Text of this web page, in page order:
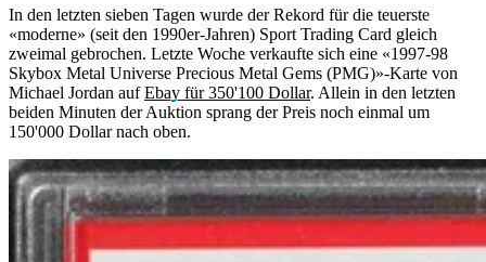
In den letzten sieben Tagen wurde der Rekord für die teuerste
«moderne» (seit den 1990er-Jahren) Sport Trading Card gleich
zweimal gebrochen. Letzte Woche verkaufte sich eine «1997-98
Skybox Metal Universe Precious Metal Gems (PMG)»-Karte von
Michael Jordan aufEbay für 350'100 Dollar. Allein in den letzten
beiden Minuten der Auktion sprang der Preis noch einmal um
150'000 Dollar nach oben.